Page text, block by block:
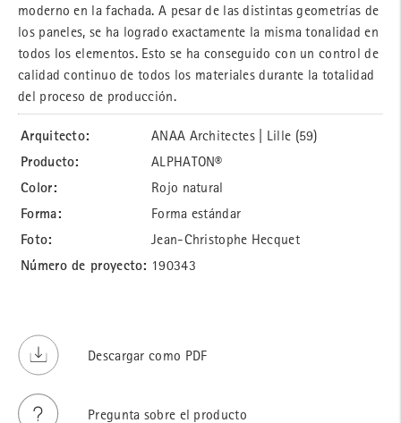
moderno en la fachada. A pesar de las distintas geometrías de
los paneles, se ha logrado exactamente la misma tonalidad en
todos los elementos. Esto se ha conseguido con un control de
calidad continuo de todos los materiales durante la totalidad
del proceso de producción.
Arquitecto: ANAA Architectes | Lille (59)
Producto: ALPHATON®
Color: Rojo natural
Forma: Forma estándar
Foto: Jean-Christophe Hecquet
Número de proyecto: 190343
Descargar como PDF
Pregunta sobre el producto